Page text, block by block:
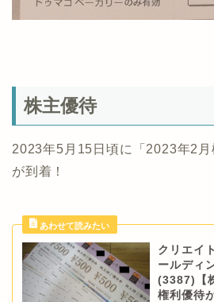
株主優待
2023年5月15日頃に「2023年2
が到着！
クリエイ
ールディ
(3387)【
権利優待